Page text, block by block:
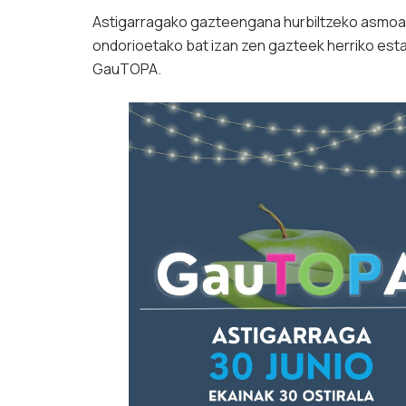
Astigarragako gazteengana hurbiltzeko
ondorioetako bat izan zen gazteek herriko
GauTOPA.